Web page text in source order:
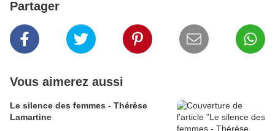
Partager
Vous aimerez aussi
Le silence des femmes - Thérèse
Lamartine